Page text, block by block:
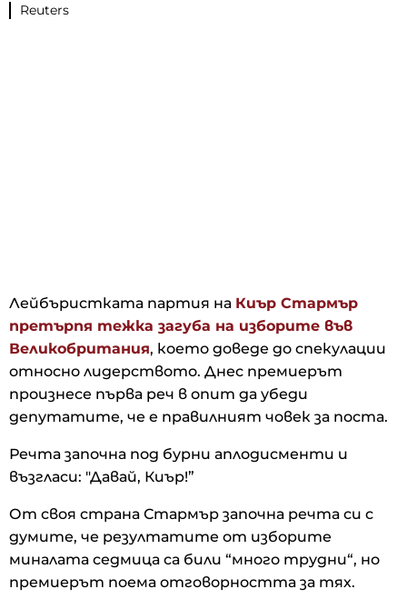
Reuters
Лейбъристката партия на Киър Стармър
претърпя тежка загуба на изборите във
Великобритания, което доведе до спекулации
относно лидерството. Днес премиерът
произнесе първа реч в опит да убеди
депутатите, че е правилният човек за поста.
Речта започна под бурни аплодисменти и
възгласи: "Давай, Киър!”
От своя страна Стармър започна речта си с
думите, че резултатите от изборите
миналата седмица са били “много трудни“, но
премиерът поема отговорността за тях.